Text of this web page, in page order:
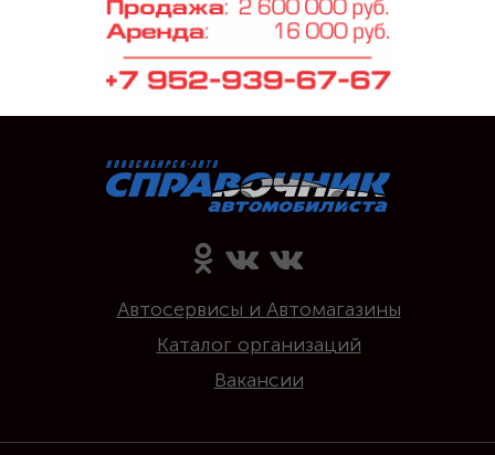
Автосервисы и Автомагазины
Каталог организаций
Вакансии